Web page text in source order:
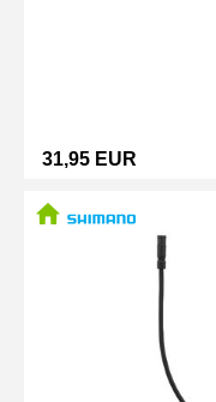
31,95 EUR